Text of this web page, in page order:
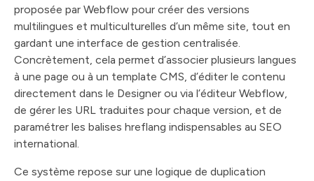
proposée par Webflow pour créer des versions
multilingues et multiculturelles d’un même site, tout en
gardant une interface de gestion centralisée.
Concrètement, cela permet d’associer plusieurs langues
à une page ou à un template CMS, d’éditer le contenu
directement dans le Designer ou via l’éditeur Webflow,
de gérer les URL traduites pour chaque version, et de
paramétrer les balises hreflang indispensables au SEO
international.
Ce système repose sur une logique de duplication